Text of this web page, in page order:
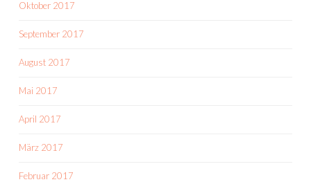
Oktober 2017
September 2017
August 2017
Mai 2017
April 2017
März 2017
Februar 2017